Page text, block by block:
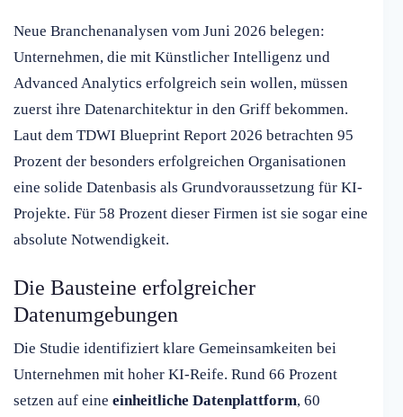
Neue Branchenanalysen vom Juni 2026 belegen:
Unternehmen, die mit Künstlicher Intelligenz und
Advanced Analytics erfolgreich sein wollen, müssen
zuerst ihre Datenarchitektur in den Griff bekommen.
Laut dem TDWI Blueprint Report 2026 betrachten 95
Prozent der besonders erfolgreichen Organisationen
eine solide Datenbasis als Grundvoraussetzung für KI-
Projekte. Für 58 Prozent dieser Firmen ist sie sogar eine
absolute Notwendigkeit.
Die Bausteine erfolgreicher
Datenumgebungen
Die Studie identifiziert klare Gemeinsamkeiten bei
Unternehmen mit hoher KI-Reife. Rund 66 Prozent
setzen auf eine einheitliche Datenplattform, 60